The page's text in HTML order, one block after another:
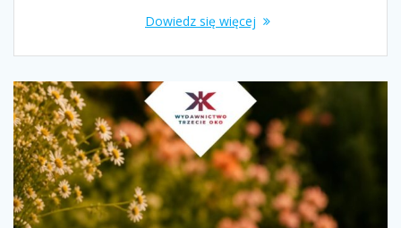
Dowiedz się więcej